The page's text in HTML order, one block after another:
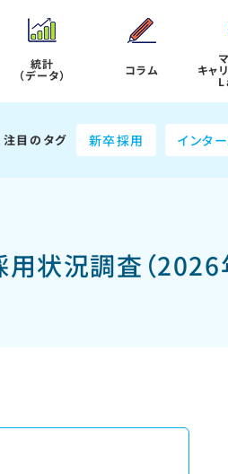
統計
（データ） コラム キャ
注目のタグ 新卒採用 インタ
状況調査（2026